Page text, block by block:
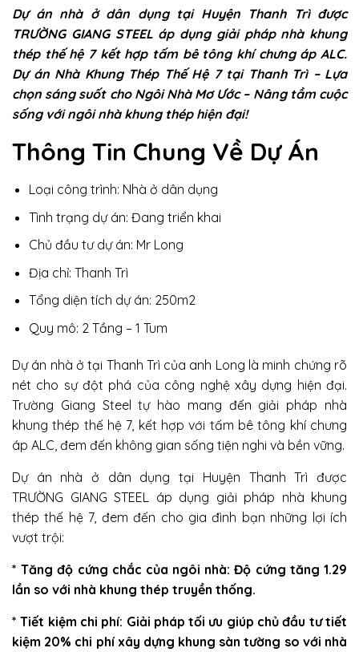
Dự án nhà ở dân dụng tại Huyện Thanh Trì được
TRƯỜNG GIANG STEEL áp dụng giải pháp nhà khung
thép thế hệ 7 kết hợp tấm bê tông khí chưng áp ALC.
Dự án Nhà Khung Thép Thế Hệ 7 tại Thanh Trì – Lựa
chọn sáng suốt cho Ngôi Nhà Mơ Ước – Nâng tầm cuộc
sống với ngôi nhà khung thép hiện đại!
Thông Tin Chung Về Dự Án
Loại công trình: Nhà ở dân dụng
Tình trạng dự án: Đang triển khai
Chủ đầu tư dự án: Mr Long
Địa chỉ: Thanh Trì
Tổng diện tích dự án: 250m2
Quy mô: 2 Tầng – 1 Tum
Dự án nhà ở tại Thanh Trì của anh Long là minh chứng rõ
nét cho sự đột phá của công nghệ xây dựng hiện đại.
Trường Giang Steel tự hào mang đến giải pháp nhà
khung thép thế hệ 7, kết hợp với tấm bê tông khí chưng
áp ALC, đem đến không gian sống tiện nghi và bền vững.
Dự án nhà ở dân dụng tại Huyện Thanh Trì được
TRƯỜNG GIANG STEEL áp dụng giải pháp nhà khung
thép thế hệ 7, đem đến cho gia đình bạn những lợi ích
vượt trội:
* Tăng độ cứng chắc của ngôi nhà: Độ cứng tăng 1.29
lần so với nhà khung thép truyền thống.
* Tiết kiệm chi phí: Giải pháp tối ưu giúp chủ đầu tư tiết
kiệm 20% chi phí xây dựng khung sàn tường so với nhà